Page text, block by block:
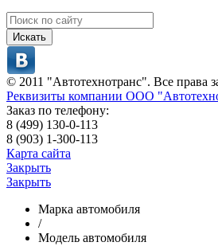
Искать
© 2011 "Автотехнотранс". Все права
Реквизиты компании ООО
Заказ по телефону:
8 (499) 130-0-113
8 (903) 1-300-113
Карта сайта
Закрыть
Закрыть
Марка автомобиля
/
Модель автомобиля